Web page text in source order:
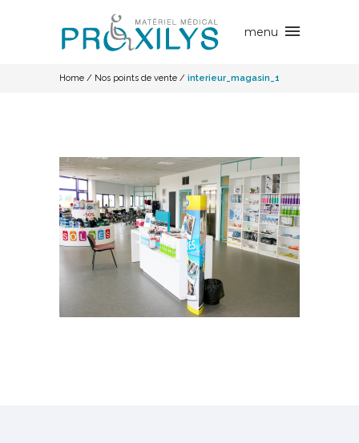
Home / Nos points de vente / interieur_magasin_1